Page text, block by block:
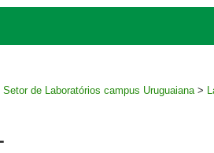
Setor de Laboratórios campus Uruguaiana >